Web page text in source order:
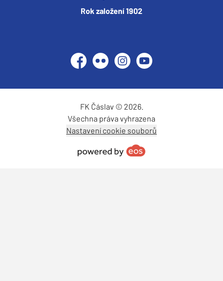
Rok založení 1902
Facebook
Flickr InstagramYouTube
FK Čáslav © 2026.
Všechna práva vyhrazena
Nastavení cookie souborů